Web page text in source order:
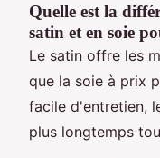
Quelle est la
satin et en soie
Le satin offre les
que la soie à prix
facile d'entretien,
plus longtemps